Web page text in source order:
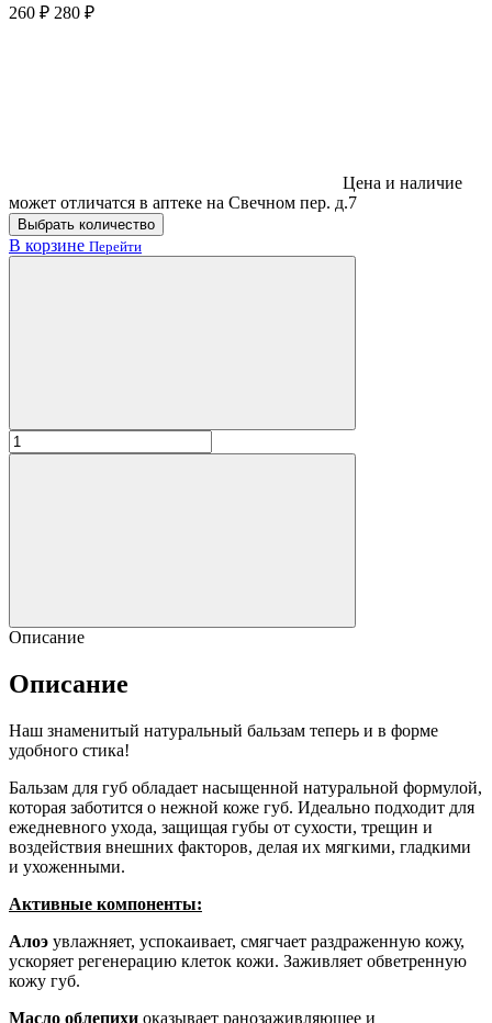
260 ₽ 280 ₽
Цена и наличие
может отличатся в аптеке на Свечном пер. д.7
Выбрать количество
В корзине Перейти
Описание
Описание
Наш знаменитый натуральный бальзам теперь и в форме
удобного стика!
Бальзам для губ обладает насыщенной натуральной формулой,
которая заботится о нежной коже губ. Идеально подходит для
ежедневного ухода, защищая губы от сухости, трещин и
воздействия внешних факторов, делая их мягкими, гладкими
и ухоженными.
Активные компоненты:
Алоэ увлажняет, успокаивает, смягчает раздраженную кожу,
ускоряет регенерацию клеток кожи. Заживляет обветренную
кожу губ.
Масло облепихи оказывает ранозаживляющее и